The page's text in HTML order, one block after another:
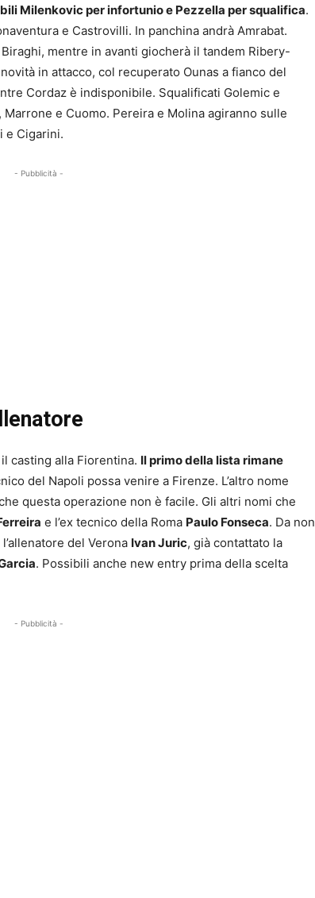
Milenkovic per infortunio e Pezzella per squalifica.
e Castrovilli. In panchina andrà Amrabat.
mentre in avanti giocherà il tandem Ribery-
in attacco, col recuperato Ounas a fianco del
Cordaz è indisponibile. Squalificati Golemic e
e Cuomo. Pereira e Molina agiranno sulle
e Cigarini.
- Pubblicità -
casting alla Fiorentina. Il primo della lista rimane
del Napoli possa venire a Firenze. L’altro nome
questa operazione non è facile. Gli altri nomi che
e l’ex tecnico della Roma Paulo Fonseca. Da non
l’allenatore del Verona Ivan Juric, già contattato la
. Possibili anche new entry prima della scelta
- Pubblicità -